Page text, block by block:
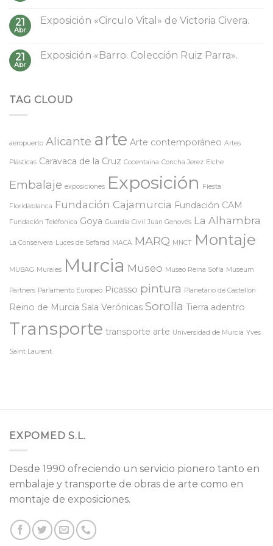
21
Abr
Exposición «Circulo Vital» de Victoria Civera.
21
Abr
Exposición «Barro. Colección Ruiz Parra».
TAG CLOUD
aeropuerto Alicante arte Arte contemporáneo Artes
Plásticas Caravaca de la Cruz Cocentaina Concha Jerez Elche
Embalaje exposiciones Exposición Fiesta
Floridablanca Fundación Cajamurcia Fundación CAM
Fundación Teléfonica Goya Guardia Civil Juan Genovés La Alhambra
La Conservera Luces de Sefarad MACA MARQ MNCT Montaje
MUBAG Murales Murcia Museo Museo Reina Sofía Museum
Partners Parlamento Europeo Picasso pintura Planetario de Castellón
Reino de Murcia Sala Verónicas Sorolla Tierra adentro
Transporte transporte arte Universidad de Murcia Yves
Saint Laurent
EXPOMED S.L.
Desde 1990 ofreciendo un servicio pionero tanto en
embalaje y transporte de obras de arte como en
montaje de exposiciones.